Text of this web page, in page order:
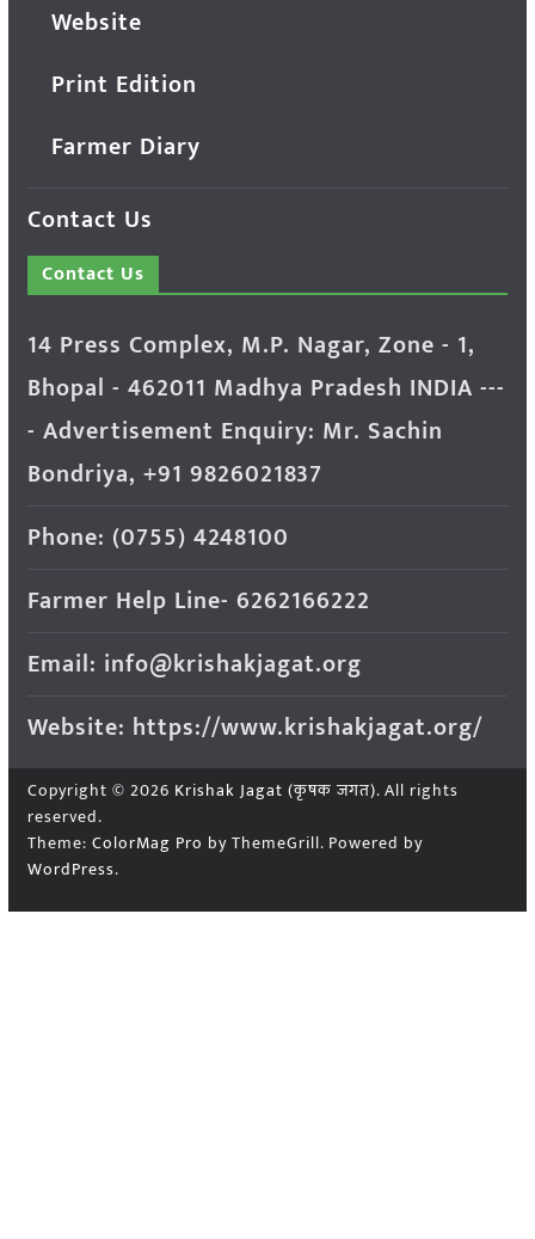
Website
Print Edition
Farmer Diary
Contact Us
Contact Us
14 Press Complex, M.P. Nagar, Zone - 1,
Bhopal - 462011 Madhya Pradesh INDIA ---
- Advertisement Enquiry: Mr. Sachin
Bondriya, +91 9826021837
Phone: (0755) 4248100
Farmer Help Line- 6262166222
Email: info@krishakjagat.org
Website: https://www.krishakjagat.org/
Copyright © 2026 Krishak Jagat (कृषक जगत). All rights
reserved.
Theme: ColorMag Pro by ThemeGrill. Powered by
WordPress.